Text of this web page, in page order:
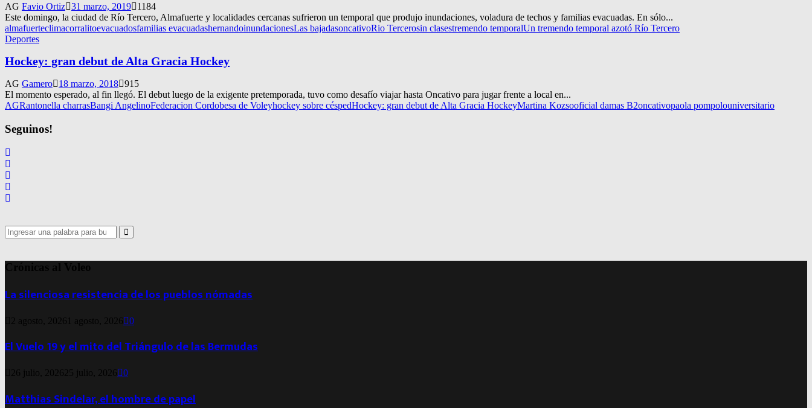
AG Favio Ortiz 31 marzo, 2019
1184
Este domingo, la ciudad de Río Tercero, Almafuerte y localidades cercanas sufrieron un temporal que produjo inundaciones, voladura de techos y familias evacuadas. En sólo...
almafuerteclimacorralitoevacuadosfamilias evacuadashernandoinundacionesLas bajadasoncativoRio Tercerosin clasestremendo temporalUn tremendo temporal azotó Río Tercero
Deportes
Hockey: gran debut de Alta Gracia Hockey
AG Gamero 18 marzo, 2018 915
El momento esperado, al fin llegó. El debut luego de la exigente pretemporada, tuvo como desafío viajar hasta Oncativo para jugar frente a local en...
AGRantonella charrasBangi AngelinoFederacion Cordobesa de Voleyhockey sobre céspedHockey: gran debut de Alta Gracia HockeyMartina Kozsooficial damas B2oncativopaola pompolouniversitario
Seguinos!
Search
for:
Search
Crónicas al Voleo
La silenciosa resistencia de los pueblos nómadas
2 agosto, 2026 1 agosto, 2026 0
El Vuelo 19 y el mito del Triángulo de las Bermudas
26 julio, 2026 25 julio, 2026 0
Matthias Sindelar, el hombre de papel